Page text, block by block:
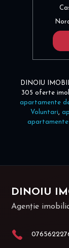
DINOIU
305 oferte
apartamente
Voluntari,
DINOIU
Agenție